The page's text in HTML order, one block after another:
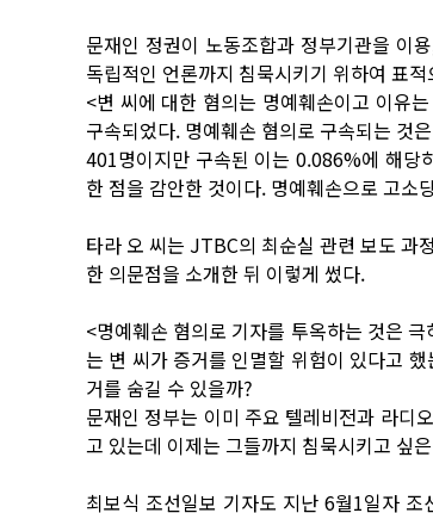
문재인 정권이 노동조합과 정부기관을 이
독립적인 언론까지 침묵시키기 위하여 표
<변 씨에 대한 혐의는 명예훼손이고 이유
구속되었다. 명예훼손 혐의로 구속되는 것
401명이지만 구속된 이는 0.086%에 해당
한 점을 감안한 것이다. 명예훼손으로 고소
타라 오 씨는 JTBC의 최순실 관련 보도 과
한 의문점을 소개한 뒤 이렇게 썼다.
<명예훼손 혐의로 기자를 투옥하는 것은
는 변 씨가 증거를 인멸할 위험이 있다고
거를 숨길 수 있을까?
문재인 정부는 이미 주요 텔레비전과 라디
고 있는데 이제는 그들까지 침묵시키고 싶
최보식 조선일보 기자도 지난 6월1일자